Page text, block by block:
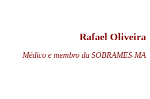
Rafael Oliveira
Médico e membro da SOBRAMES-MA